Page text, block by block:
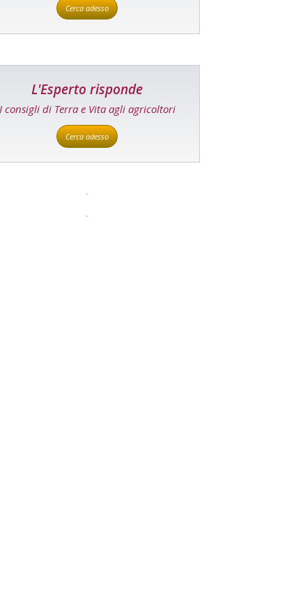
Cerca adesso
L'Esperto risponde
I consigli di Terra e Vita agli agricoltori
Cerca adesso